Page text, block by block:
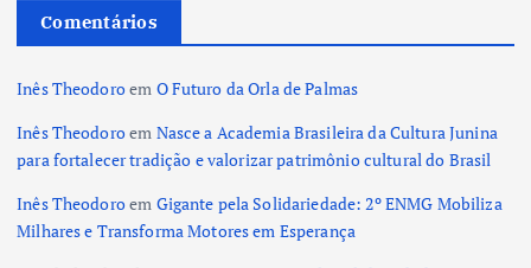
e
p
o
s
Comentários
Inês Theodoroem O Futuro da Orla de Palmas
Inês Theodoroem Nasce a Academia Brasileira da Cultura Junina
para fortalecer tradição e valorizar patrimônio cultural do Brasil
Inês Theodoroem Gigante pela Solidariedade: 2º ENMG Mobiliza
Milhares e Transforma Motores em Esperança